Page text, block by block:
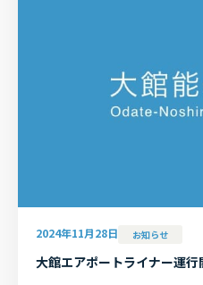
2024年11月28日 お知らせ
大館エアポートライナー運行